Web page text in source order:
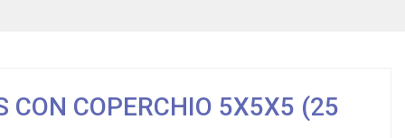
CON COPERCHIO 5X5X5 (25